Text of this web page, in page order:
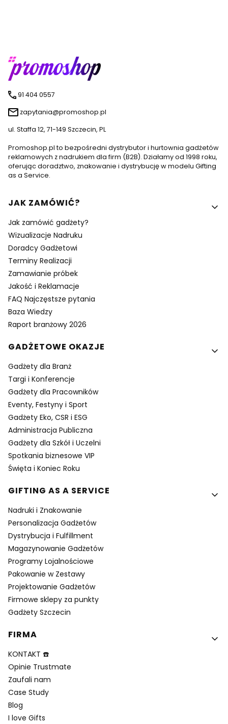
91 404 0557
zapytania@promoshop.pl
ul. Staffa 12, 71-149 Szczecin, PL
Promoshop.pl to bezpośredni dystrybutor i hurtownia gadżetów
reklamowych z nadrukiem dla firm (B2B). Działamy od 1998 roku,
oferując doradztwo, znakowanie i dystrybucję w modelu Gifting
as a Service.
Linki w stopce
JAK ZAMÓWIĆ?
Jak zamówić gadżety?
Wizualizacje Nadruku
Doradcy Gadżetowi
Terminy Realizacji
Zamawianie próbek
Jakość i Reklamacje
FAQ Najczęstsze pytania
Baza Wiedzy
Raport branżowy 2026
GADŻETOWE OKAZJE
Gadżety dla Branż
Targi i Konferencje
Gadżety dla Pracowników
Eventy, Festyny i Sport
Gadżety Eko, CSR i ESG
Administracja Publiczna
Gadżety dla Szkół i Uczelni
Spotkania biznesowe VIP
Święta i Koniec Roku
GIFTING AS A SERVICE
Nadruki i Znakowanie
Personalizacja Gadżetów
Dystrybucja i Fulfillment
Magazynowanie Gadżetów
Programy Lojalnościowe
Pakowanie w Zestawy
Projektowanie Gadżetów
Firmowe sklepy za punkty
Gadżety Szczecin
FIRMA
KONTAKT ☎️
Opinie Trustmate
Zaufali nam
Case Study
Blog
I love Gifts